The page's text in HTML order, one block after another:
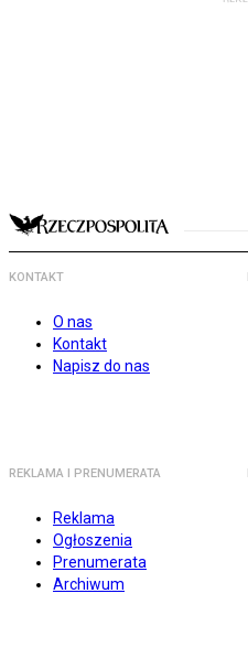
KONTAKT
O nas
Kontakt
Napisz do nas
REKLAMA I PRENUMERATA
Reklama
Ogłoszenia
Prenumerata
Archiwum